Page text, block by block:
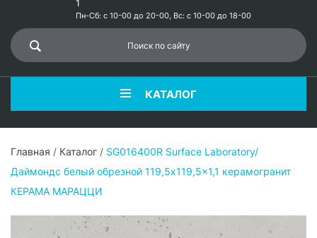
1
Пн-Сб: с 10-00 до 20-00, Вс: с 10-00 до 18-00
КАТАЛОГ
Главная / Каталог / SG016400R Surface Laboratory/
Даймондс белый обрезной 119,5x119,5x1,1 керамогранит
КЕРАМА МАРАЦЦИ